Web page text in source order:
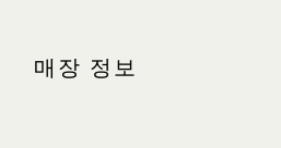
매장 정보